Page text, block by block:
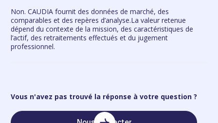
Non. CAUDIA fournit des données de marché, des
comparables et des repères d’analyse.La valeur retenue
dépend du contexte de la mission, des caractéristiques de
l’actif, des retraitements effectués et du jugement
professionnel.
Vous n'avez pas trouvé la réponse à votre question ?